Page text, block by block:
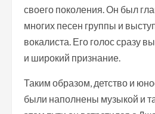
своего поколения. Он был
многих песен группы и
вокалиста. Его голос сразу
и широкий признание.
Таким образом, детство и
были наполнены музыкой и